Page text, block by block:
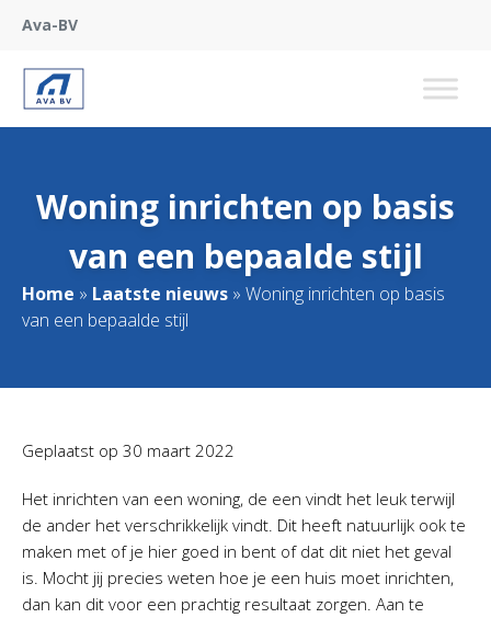
Ava-BV
Woning inrichten op basis
van een bepaalde stijl
Home » Laatste nieuws » Woning inrichten op basis
van een bepaalde stijl
Geplaatst op 30 maart 2022
Het inrichten van een woning, de een vindt het leuk terwijl
de ander het verschrikkelijk vindt. Dit heeft natuurlijk ook te
maken met of je hier goed in bent of dat dit niet het geval
is. Mocht jij precies weten hoe je een huis moet inrichten,
dan kan dit voor een prachtig resultaat zorgen. Aan te